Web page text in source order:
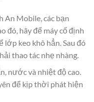
An Mobile, các bạn
đó, hãy để máy cố định
lớp keo khô hẳn. Sau đó
thao tác nhẹ nhàng.
nước và nhiệt độ cao.
để kịp thời phát hiện